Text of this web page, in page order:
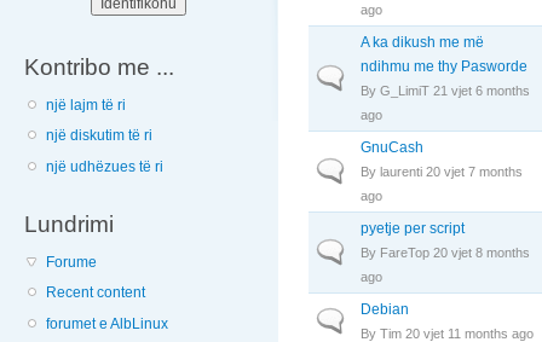
Kontribo me ...
një lajm të ri
një diskutim të ri
një udhëzues të ri
Lundrimi
Forume
Recent content
forumet e AlbLinux
ago
Normal topic
A ka dikush me më
ndihmu me thy Pasworde
ByG_LimiT 21 vjet 6 months
ago
Normal topic
GnuCash
Bylaurenti 20 vjet 7 months
ago
Normal topic
pyetje per script
By FareTop 20 vjet 8 months
ago
Normal topic
Debian
ByTim 20 vjet 11 months ago